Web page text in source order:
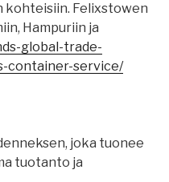
kohteisiin. Felixstowen
Hampuriin ja
global-trade-
container-service/
joka tuonee
tuotanto ja